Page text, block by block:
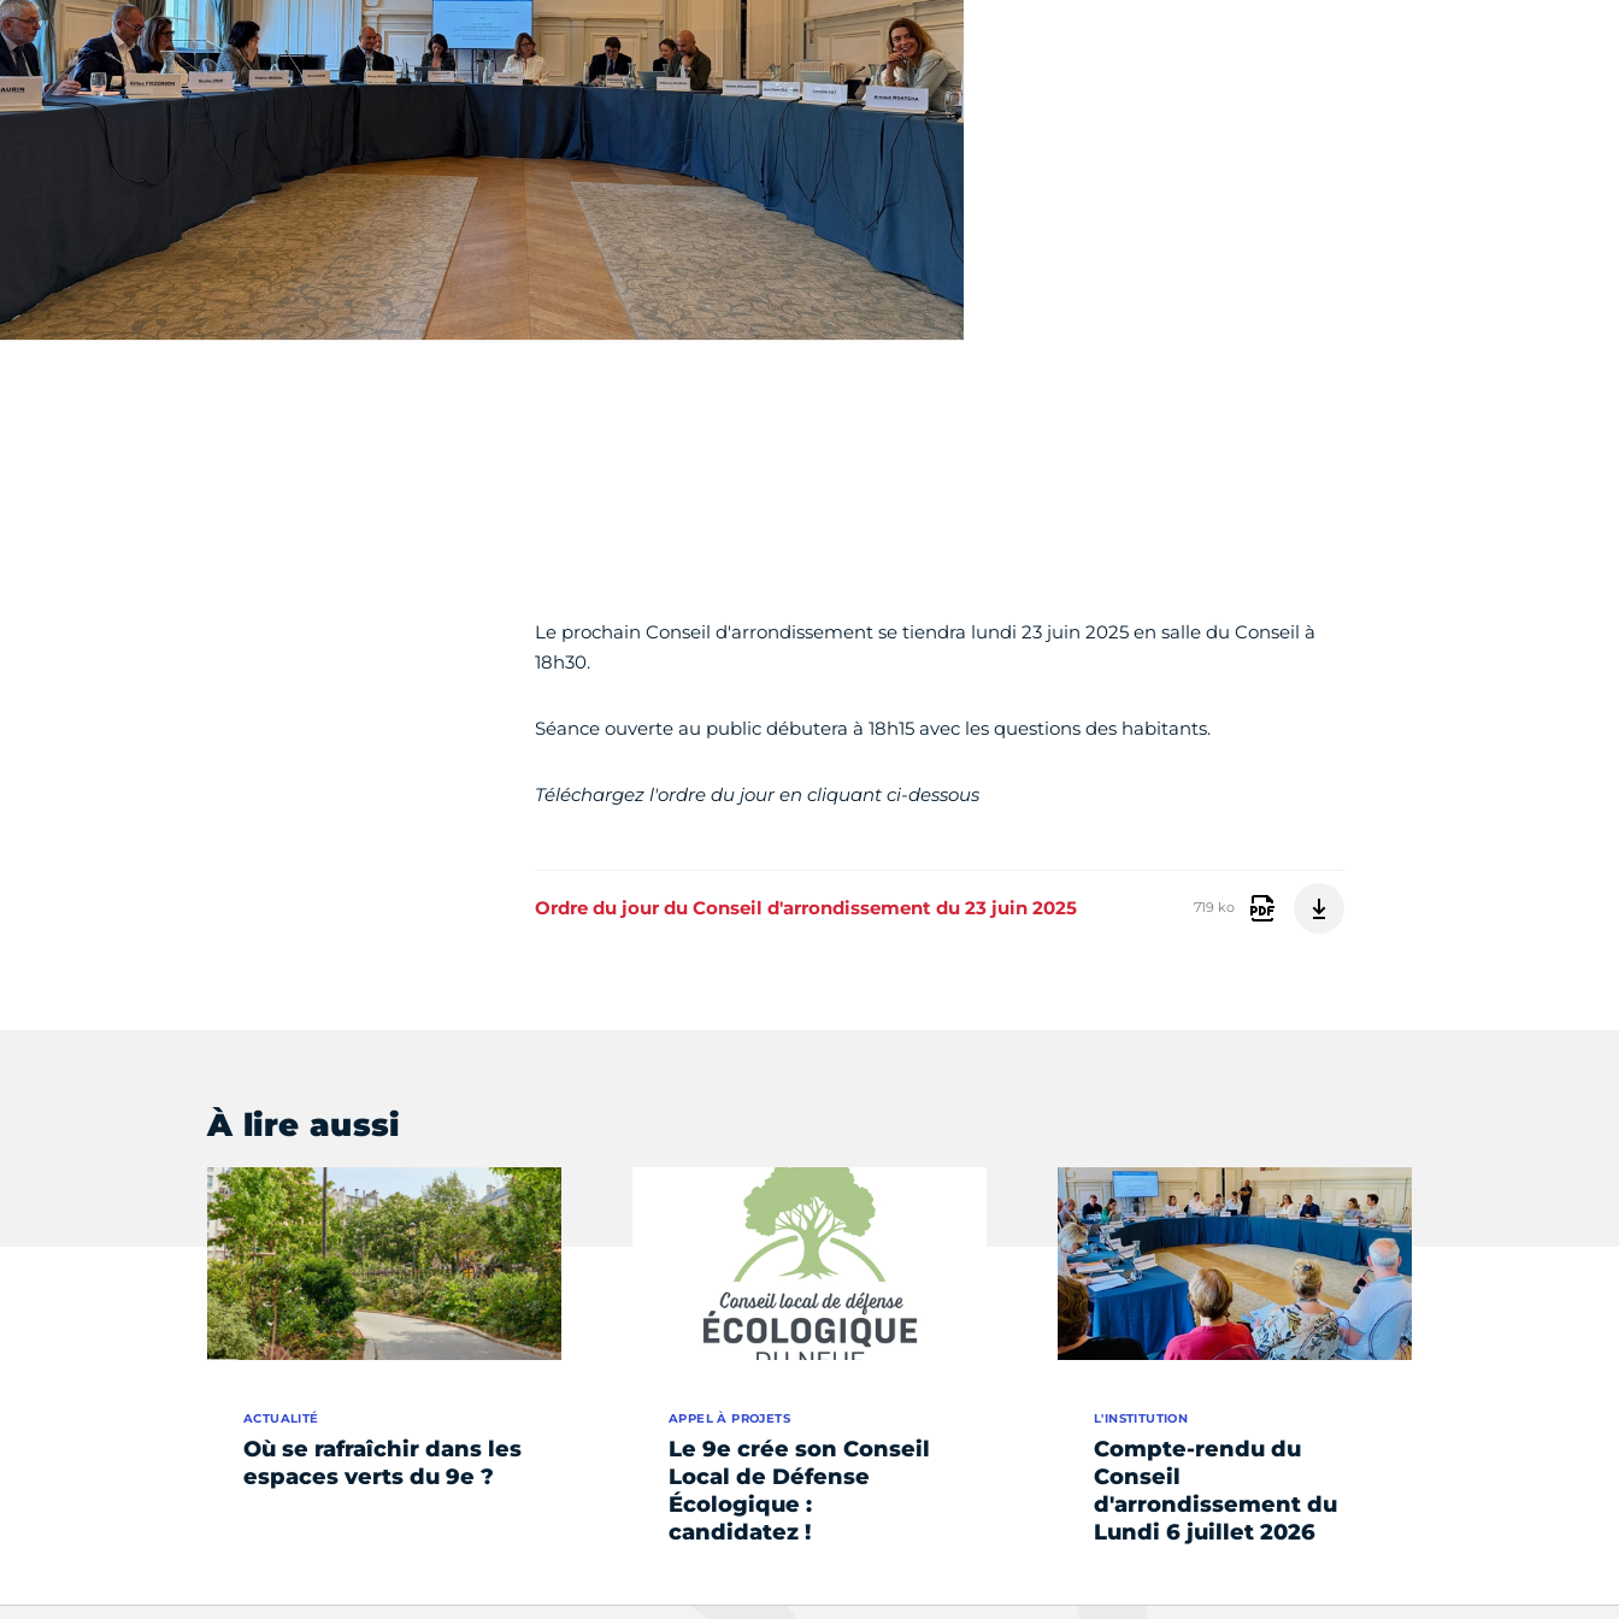
Le prochain Conseil d'arrondissement se tiendra lundi 23 juin 2025 en salle du Conseil à
18h30.
Séance ouverte au public débutera à 18h15 avec les questions des habitants.
Téléchargez l'ordre du jour en cliquant ci-dessous
Ordre du jour du Conseil d'arrondissement du 23 juin 2025 719 ko
À lire aussi
Où se rafraîchir dans les
espaces verts du 9e ?
ACTUALITÉ
Le 9e crée son Conseil
Local de Défense
Écologique :
candidatez !
APPEL À PROJETS
Compte-rendu du
Conseil
d'arrondissement du
Lundi 6 juillet 2026
L'INSTITUTION